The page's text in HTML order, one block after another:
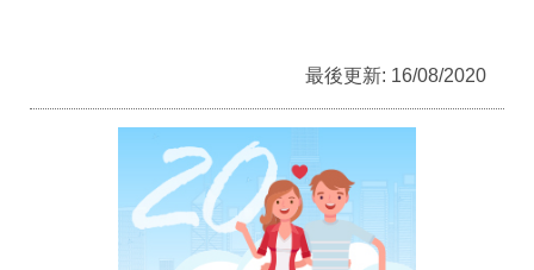
最後更新: 16/08/2020